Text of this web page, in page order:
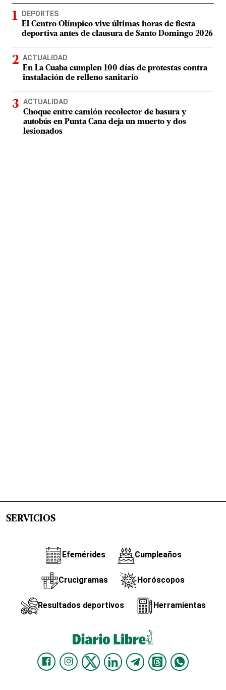
DEPORTES
El Centro Olímpico vive últimas horas de fiesta
deportiva antes de clausura de Santo Domingo 2026
ACTUALIDAD
En La Cuaba cumplen 100 días de protestas contra
instalación de relleno sanitario
ACTUALIDAD
Choque entre camión recolector de basura y
autobús en Punta Cana deja un muerto y dos
lesionados
SERVICIOS
Efemérides Cumpleaños
Crucigramas Horóscopos
Resultados deportivos Herramientas